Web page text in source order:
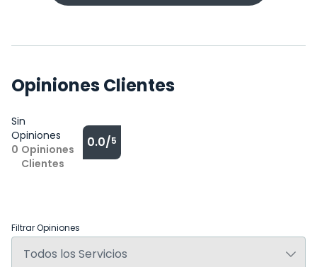
Opiniones Clientes
Sin
Opiniones
0 Opiniones
Clientes
0.0/5
Filtrar Opiniones